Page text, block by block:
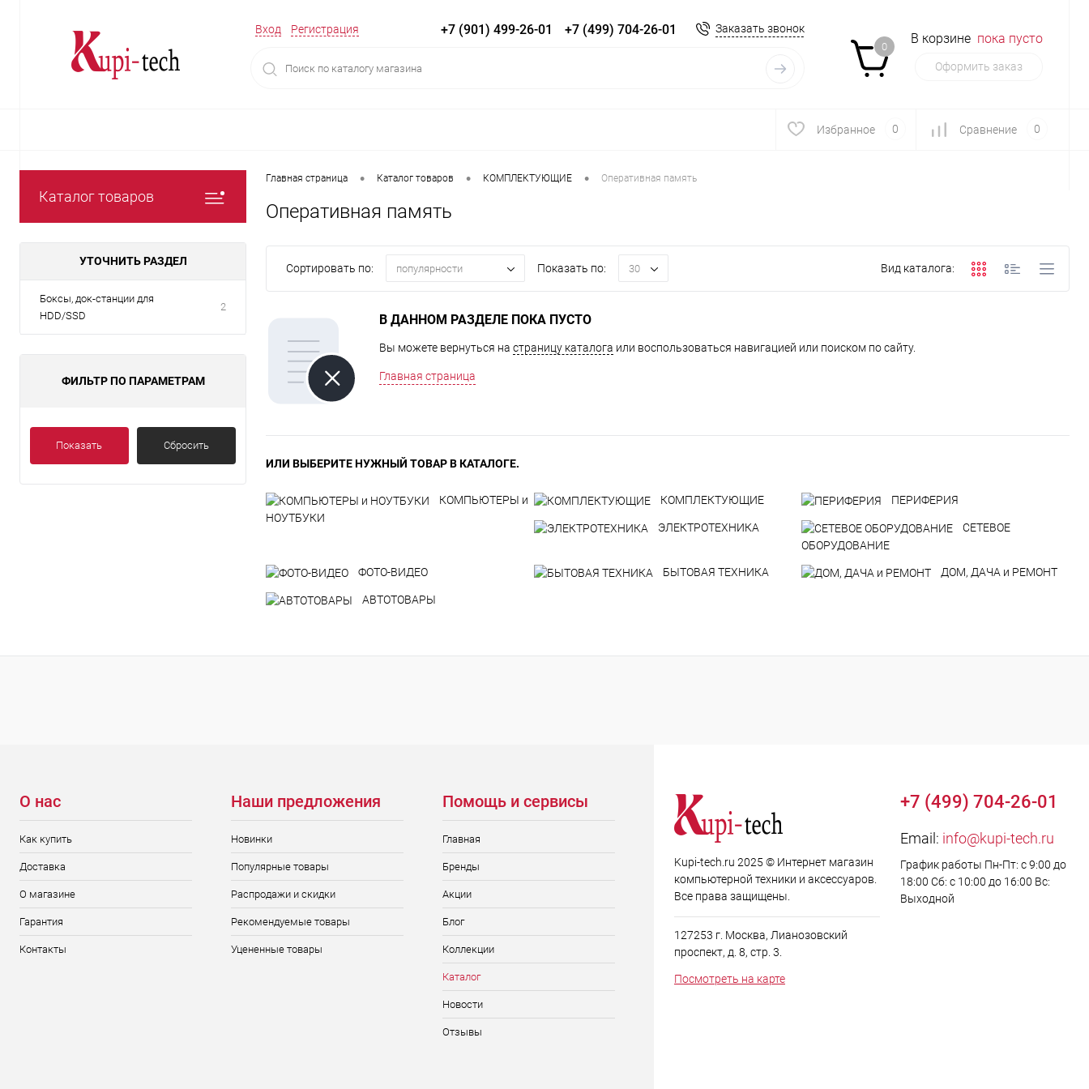
Вход Регистрация +7 (901) 499-26-01 +7 (499) 704-26-01 Заказать звонок
0
В корзине пока пусто
Оформить заказ
Избранное 0 Сравнение 0
Каталог товаров
УТОЧНИТЬ РАЗДЕЛ
Боксы, док-станции для
HDD/SSD
2
ФИЛЬТР ПО ПАРАМЕТРАМ
Показать Сбросить
Главная страница • Каталог товаров • КОМПЛЕКТУЮЩИЕ • Оперативная память
Оперативная память
Сортировать по: популярности Показать по: 30 Вид каталога:
В ДАННОМ РАЗДЕЛЕ ПОКА ПУСТО
Вы можете вернуться на страницу каталога или воспользоваться навигацией или поиском по сайту.
Главная страница
ИЛИ ВЫБЕРИТЕ НУЖНЫЙ ТОВАР В КАТАЛОГЕ.
КОМПЬЮТЕРЫ и
НОУТБУКИ
КОМПЛЕКТУЮЩИЕ ПЕРИФЕРИЯ
ЭЛЕКТРОТЕХНИКА
СЕТЕВОЕ
ОБОРУДОВАНИЕ
ФОТО-ВИДЕО БЫТОВАЯ ТЕХНИКА ДOM, ДАЧА и РЕМОНТ
АВТОТОВАРЫ
О нас
Как купить
Доставка
О магазине
Гарантия
Контакты
Наши предложения
Новинки
Популярные товары
Распродажи и скидки
Рекомендуемые товары
Уцененные товары
Помощь и сервисы
Главная
Бренды
Акции
Блог
Коллекции
Каталог
Новости
Отзывы
Kupi-tech.ru 2025 © Интернет магазин
компьютерной техники и аксессуаров.
Все права защищены.
127253 г. Москва, Лианозовский
проспект, д. 8, стр. 3.
Посмотреть на карте
+7 (499) 704-26-01
Email: info@kupi-tech.ru
График работы Пн-Пт: с 9:00 до
18:00 Сб: с 10:00 до 16:00 Вс:
Выходной